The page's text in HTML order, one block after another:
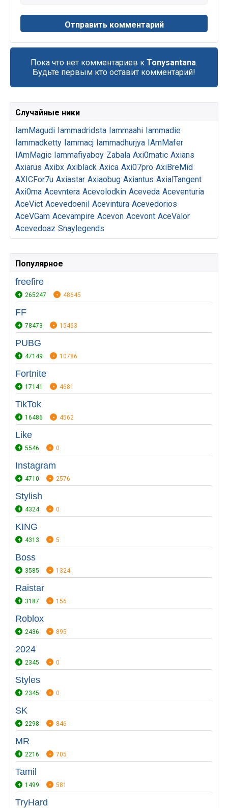
Пока что нет комментариев к Tonysantana.
Будьте первым кто оставит комментарий!
Случайные ники
IamMagudi Iammadridsta Iammaahi Iammadie
Iammadketty Iammacj Iammadhurjya IAmMafer
IAmMagic Iammafiyaboy Zabala Axi0matic Axians
Axiarus Axibx Axiblack Axica Axi07pro AxiBreMid
AXICFor7u Axiastar Axiaobug Axiantus AxialTangent
Axi0ma Acevntera Acevolodkin Aceveda Aceventuria
AceVict Acevedoenil Acevintura Acevedorios
AceVGam Acevampire Acevon Acevont AceValor
Acevedoaz Snaylegends
Популярное
freefire
265247 48645
FF
78473 15463
PUBG
47149 10786
Fortnite
17141 4681
TikTok
16486 4562
Like
5546 0
Instagram
4710 2576
Stylish
4324 0
KING
4313 5
Boss
3585 1324
Raistar
3187 156
Roblox
2436 895
2024
2345 0
Styles
2345 0
SK
2298 846
MR
2216 705
Tamil
1499 581
TryHard